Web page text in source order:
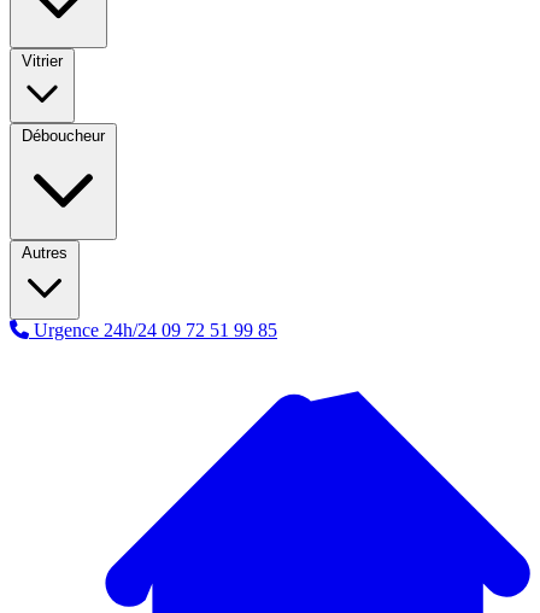
Vitrier
Déboucheur
Autres
Urgence 24h/24 09 72 51 99 85